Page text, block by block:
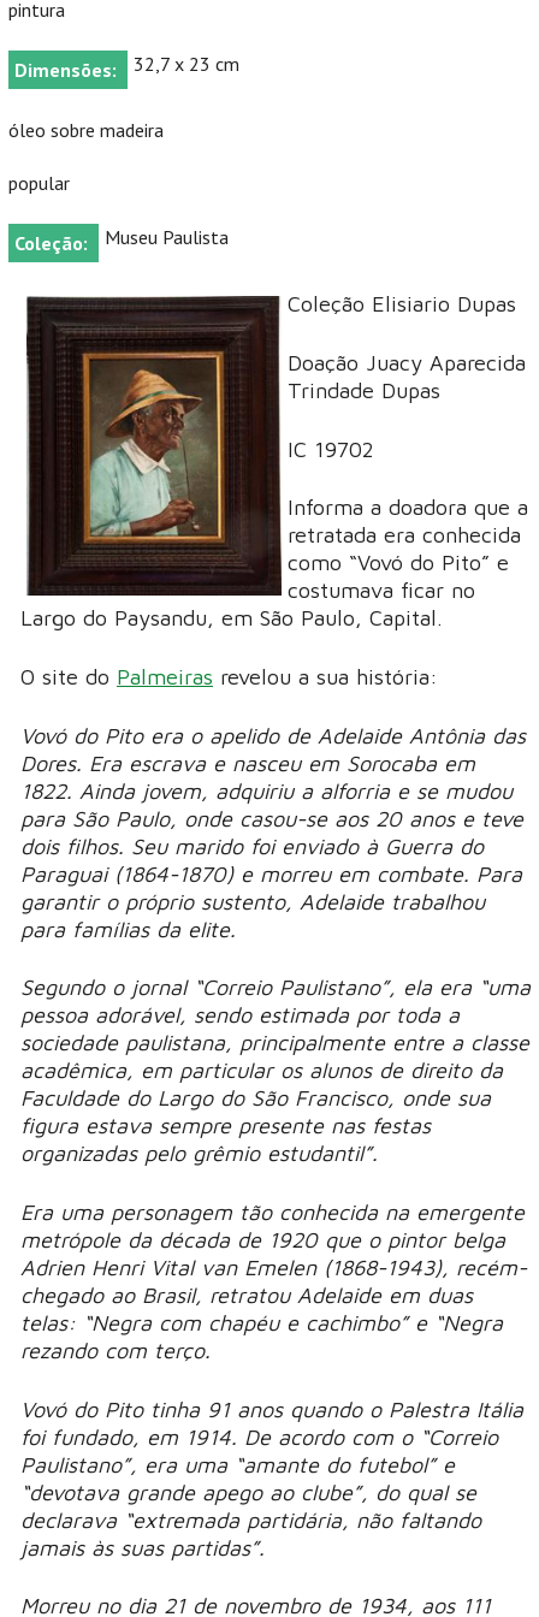
pintura
Dimensões: 32,7 x 23 cm
óleo sobre madeira
popular
Coleção: Museu Paulista
Coleção Elisiario Dupas
Doação Juacy Aparecida
Trindade Dupas
IC 19702
Informa a doadora que a
retratada era conhecida
como “Vovó do Pito” e
costumava ficar no
Largo do Paysandu, em São Paulo, Capital.
O site do Palmeiras revelou a sua história:
Vovó do Pito era o apelido de Adelaide Antônia das
Dores. Era escrava e nasceu em Sorocaba em
1822. Ainda jovem, adquiriu a alforria e se mudou
para São Paulo, onde casou-se aos 20 anos e teve
dois filhos. Seu marido foi enviado à Guerra do
Paraguai (1864-1870) e morreu em combate. Para
garantir o próprio sustento, Adelaide trabalhou
para famílias da elite.
Segundo o jornal “Correio Paulistano”, ela era “uma
pessoa adorável, sendo estimada por toda a
sociedade paulistana, principalmente entre a classe
acadêmica, em particular os alunos de direito da
Faculdade do Largo do São Francisco, onde sua
figura estava sempre presente nas festas
organizadas pelo grêmio estudantil”.
Era uma personagem tão conhecida na emergente
metrópole da década de 1920 que o pintor belga
Adrien Henri Vital van Emelen (1868-1943), recém-
chegado ao Brasil, retratou Adelaide em duas
telas: “Negra com chapéu e cachimbo” e “Negra
rezando com terço.
Vovó do Pito tinha 91 anos quando o Palestra Itália
foi fundado, em 1914. De acordo com o “Correio
Paulistano”, era uma “amante do futebol” e
“devotava grande apego ao clube”, do qual se
declarava “extremada partidária, não faltando
jamais às suas partidas”.
Morreu no dia 21 de novembro de 1934, aos 111